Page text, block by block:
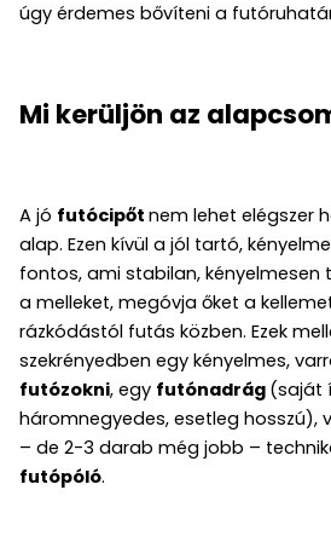
úgy érdemes bővíteni a
Mi kerüljön az
A jó futócipőt nem lehet elégszer
alap. Ezen kívül a jól tartó,
fontos, ami stabilan,
a melleket, megóvja őket a
rázkódástól futás közben. Ezek
szekrényedben egy kényelmes,
futózokni, egy futónadrág (saját
háromnegyedes, esetleg hosszú),
– de 2-3 darab még jobb –
futópóló.